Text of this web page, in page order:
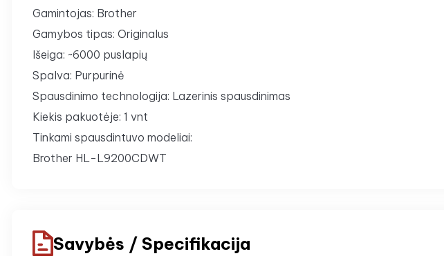
Gamintojas: Brother
Gamybos tipas: Originalus
Išeiga: ~6000 puslapių
Spalva: Purpurinė
Spausdinimo technologija: Lazerinis spausdinimas
Kiekis pakuotėje: 1 vnt
Tinkami spausdintuvo modeliai:
Brother HL-L9200CDWT
Savybės / Specifikacija